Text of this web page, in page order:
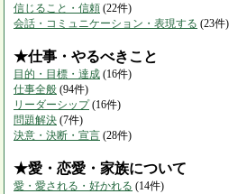
信じること・信頼 (22件)
会話・コミュニケーション・表現する (23件)
★仕事・やるべきこと
目的・目標・達成 (16件)
仕事全般 (94件)
リーダーシップ(16件)
問題解決 (7件)
決意・決断・宣言 (28件)
★愛・恋愛・家族について
愛・愛される・好かれる (14件)